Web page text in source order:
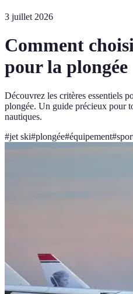
3 juillet 2026
Comment
pour la plongée
Découvrez les critères essentiels
plongée. Un guide précieux pour
nautiques.
#jet ski#plongée#équipement#